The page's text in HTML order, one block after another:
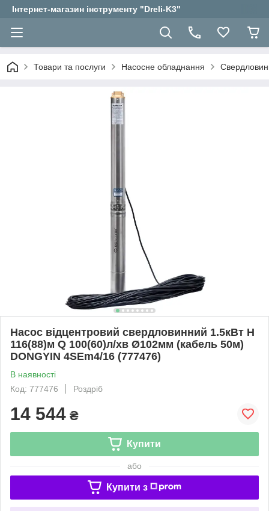
Інтернет-магазин інструменту "Dreli-K3"
Товари та послуги Насосне обладнання
Насос відцентровий свердловинний 1.5кВт H
116(88)м Q 100(60)л/хв Ø102мм (кабель 50м)
DONGYIN 4SEm4/16 (777476)
В наявності
Код: 777476
Роздріб
14 544 ₴
Купити
або
Купити з